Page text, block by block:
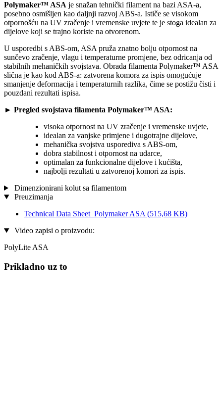
Polymaker™ ASA je snažan tehnički filament na bazi ASA-a,
posebno osmišljen kao daljnji razvoj ABS-a. Ističe se visokom
otpornošću na UV zračenje i vremenske uvjete te je stoga idealan za
dijelove koji se trajno koriste na otvorenom.
U usporedbi s ABS-om, ASA pruža znatno bolju otpornost na
sunčevo zračenje, vlagu i temperaturne promjene, bez odricanja od
stabilnih mehaničkih svojstava. Obrada filamenta Polymaker™ ASA
slična je kao kod ABS-a: zatvorena komora za ispis omogućuje
smanjenje deformacija i temperaturnih razlika, čime se postižu čisti i
pouzdani rezultati ispisa.
► Pregled svojstava filamenta Polymaker™ ASA:
visoka otpornost na UV zračenje i vremenske uvjete,
idealan za vanjske primjene i dugotrajne dijelove,
mehanička svojstva usporediva s ABS-om,
dobra stabilnost i otpornost na udarce,
optimalan za funkcionalne dijelove i kućišta,
najbolji rezultati u zatvorenoj komori za ispis.
Dimenzionirani kolut sa filamentom
Preuzimanja
Technical Data Sheet_Polymaker ASA (515,68 KB)
Video zapisi o proizvodu:
PolyLite ASA
Prikladno uz to